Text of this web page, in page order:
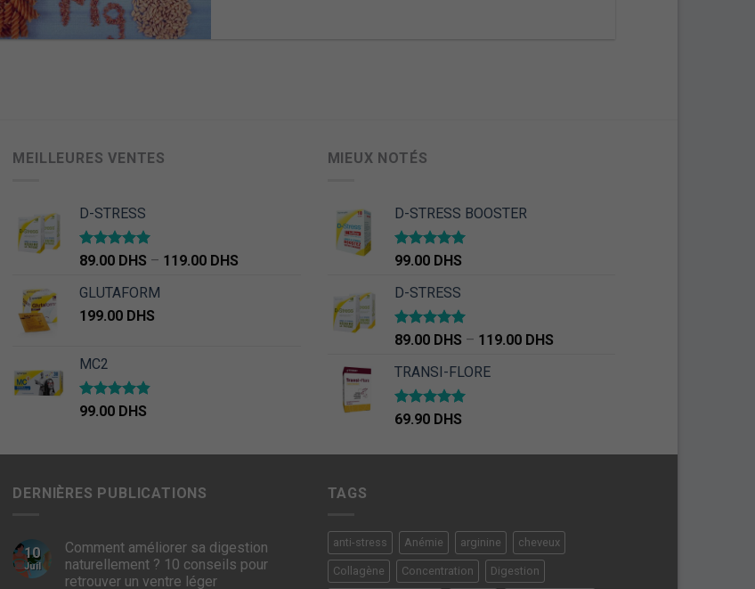
MEILLEURES VENTES
D-STRESS
Note5.00
89.00 DHS – 119.00 DHS
GLUTAFORM
199.00 DHS
MC2
Note4.50
99.00 DHS
MIEUX NOTÉS
D-STRESS BOOSTER
Note5.00
99.00 DHS
D-STRESS
Note5.00
89.00 DHS – 119.00 DHS
TRANSI-FLORE
Note4.67
69.90 DHS
DERNIÈRES PUBLICATIONS
10
Juil
Comment améliorer sa digestion
naturellement ? 10 conseils pour
retrouver un ventre léger
TAGS
anti-stress Anémie arginine cheveux
Collagène Concentration Digestion